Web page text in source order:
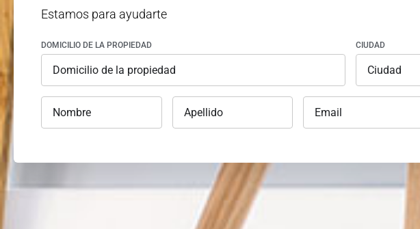
Estamos para ayudarte
DOMICILIO DE LA PROPIEDAD CIUDAD